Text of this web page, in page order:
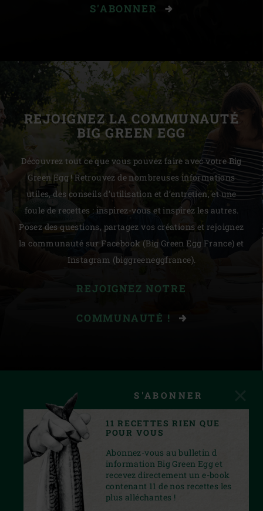
S'ABONNER
REJOIGNEZ LA COMMUNAUTÉ
BIG GREEN EGG
Découvrez tout ce que vous pouvez faire avec votre Big
Green Egg ! Retrouvez de nombreuses informations
utiles, des conseils d’utilisation et d’entretien, et une
foule de recettes : inspirez-vous et inspirez les autres.
Posez des questions, partagez vos créations et rejoignez
la communauté sur Facebook (Big Green Egg France) et
Instagram (biggreeneggfrance).
REJOIGNEZ NOTRE
COMMUNAUTÉ !
S'ABONNER
11 RECETTES RIEN QUE
POUR VOUS
Abonnez-vous au bulletin d
information Big Green Egg et
recevez directement un e-book
contenant 11 de nos recettes les
plus alléchantes !